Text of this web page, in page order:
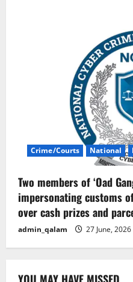
Crime/Courts National
Two members of ‘Oad
impersonating customs
over cash prizes and
admin_qalam 27 June, 2026